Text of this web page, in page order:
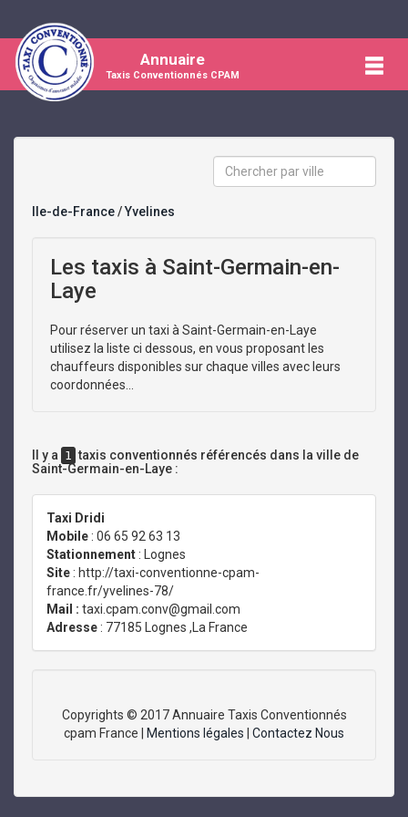
Annuaire
Taxis Conventionnés CPAM
Ile-de-France/Yvelines
Les taxis à Saint-Germain-en-
Laye
Pour réserver un taxi à Saint-Germain-en-Laye
utilisez la liste ci dessous, en vous proposant les
chauffeurs disponibles sur chaque villes avec leurs
coordonnées...
Il y a 1 taxis conventionnés référencés dans la ville de
Saint-Germain-en-Laye :
Taxi Dridi
Mobile : 06 65 92 63 13
Stationnement : Lognes
Site : http://taxi-conventionne-cpam-
france.fr/yvelines-78/
Mail : taxi.cpam.conv@gmail.com
Adresse : 77185 Lognes ,La France
Copyrights © 2017 Annuaire Taxis Conventionnés
cpam France |
Mentions légales Contactez Nous